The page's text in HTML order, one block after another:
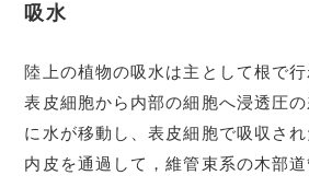
吸水
陸上の植物の吸水は主として根で
表皮細胞から内部の細胞へ浸透圧
に水が移動し、表皮細胞で吸収さ
内皮を通過して，維管束系の木部道